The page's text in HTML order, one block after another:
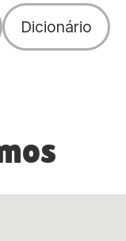
Dicionário